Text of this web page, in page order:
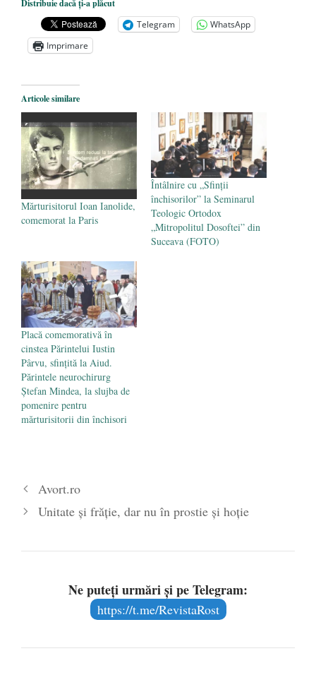
președintele Ucrainei, Volodymyr
Zelensky
- 13 mai 2026
Statul care servește Națiunea
Legea Vexler produce efecte. Bustul
poetului Octavian Goga, înlăturat din Iași
- 16 aprilie 2026
Distribuie dacă ți-a plăcut
Telegram
WhatsApp
Imprimare
Articole similare
Mărturisitorul Ioan Ianolide,
comemorat la Paris
Întâlnire cu „Sfinții
închisorilor” la Seminarul
Teologic Ortodox
„Mitropolitul Dosoftei” din
Suceava (FOTO)
Placă comemorativă în
cinstea Părintelui Iustin
Pârvu, sfințită la Aiud.
Părintele neurochirurg
Ștefan Mindea, la slujba de
pomenire pentru
mărturisitorii din închisori
Avort.ro
Unitate și frăție, dar nu în prostie și hoție
Ne puteți urmări și pe Telegram:
https://t.me/RevistaRost